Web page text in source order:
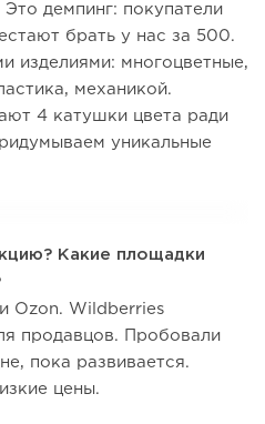
демпинг: покупатели
брать у нас за 500.
изделиями: многоцветные,
механикой.
4 катушки цвета ради
уникальные
Какие площадки
Ozon. Wildberries
продавцов. Пробовали
пока развивается.
цены.